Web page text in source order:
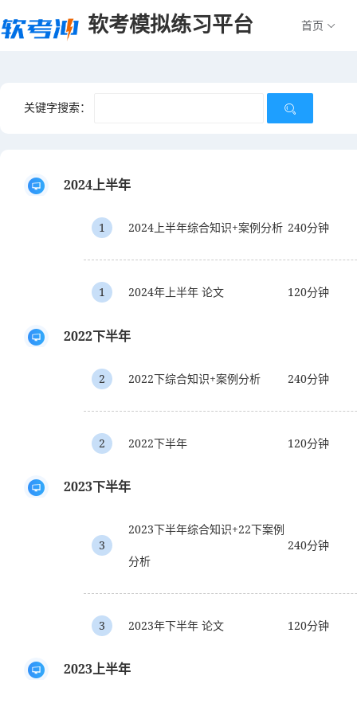
软考模拟练习平台 首页
关键字搜索：
2024上半年
1 2024上半年综合知识+案例分析 240分钟
1 2024年上半年 论文 120分钟
2022下半年
2 2022下综合知识+案例分析 240分钟
2 2022下半年 120分钟
2023下半年
3
2023下半年综合知识+22下案例
分析
240分钟
3 2023年下半年 论文 120分钟
2023上半年